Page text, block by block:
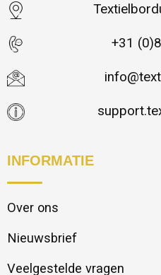
+31
INFORMATIE
Over ons
Nieuwsbrief
Veelgestelde vragen